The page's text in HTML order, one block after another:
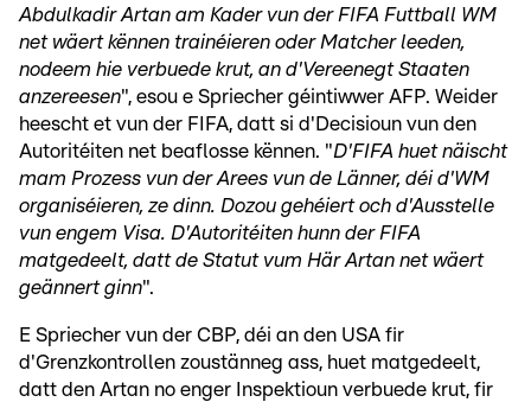
Abdulkadir Artan am Kader vun der FIFA Futtball WM
net wäert kënnen trainéieren oder Matcher leeden,
nodeem hie verbuede krut, an d'Vereenegt Staaten
anzereesen", esou e Spriecher géintiwwer AFP. Weider
heescht et vun der FIFA, datt si d'Decisioun vun den
Autoritéiten net beaflosse kënnen. "D'FIFA huet näischt
mam Prozess vun der Arees vun de Länner, déi d'WM
organiséieren, ze dinn. Dozou gehéiert och d'Ausstelle
vun engem Visa. D'Autoritéiten hunn der FIFA
matgedeelt, datt de Statut vum Här Artan net wäert
geännert ginn".
E Spriecher vun der CBP, déi an den USA fir
d'Grenzkontrollen zoustänneg ass, huet matgedeelt,
datt den Artan no enger Inspektioun verbuede krut, fir